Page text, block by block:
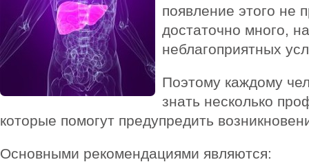
появление этого не
достаточно много,
неблагоприятных
Поэтому каждому
знать несколько
которые помогут предупредить
Основными рекомендациями являются: